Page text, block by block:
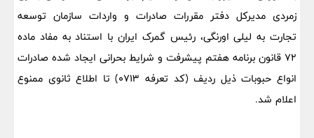
زمردی مدیرکل دفتر مقررات صادرات و واردات سازمان توسعه
تجارت به لیلی اورنگی، رئیس گمرک ایران با استناد به مفاد ماده
72 قانون برنامه هفتم پیشرفت و شرایط بحرانی ایجاد شده صادرات
انواع حبوبات ذیل ردیف (کد تعرفه 0713) تا اطلاع ثانوی ممنوع
اعلام شد.